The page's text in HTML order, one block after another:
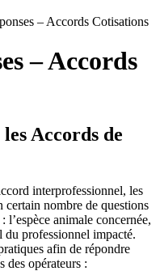
– Accords Cotisations
– Accords
Accords de
interprofessionnel, les
certain nombre de questions
animale concernée,
professionnel impacté.
afin de répondre
des opérateurs :